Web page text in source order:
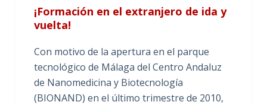
¡Formación en el extranjero de ida y
vuelta!
Con motivo de la apertura en el parque
tecnológico de Málaga del Centro Andaluz
de Nanomedicina y Biotecnología
(BIONAND) en el último trimestre de 2010,